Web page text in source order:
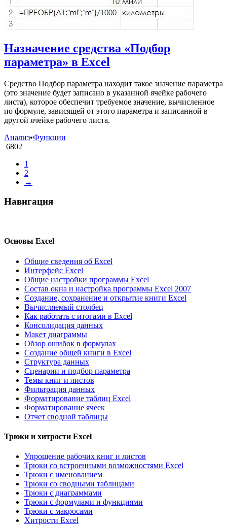
Назначение средства «Подбор
параметра» в Excel
Средство Подбор параметра находит такое значение параметра
(это значение будет записано в указанной ячейке рабочего
листа), которое обеспечит требуемое значение, вычисленное
по формуле, зависящей от этого параметра и записанной в
другой ячейке рабочего листа.
Анализ•Функции
6802
1
2
→
Навигация
Основы Excel
Общие сведения об Excel
Интерфейс Excel
Общие настройки программы Excel
Состав окна и настройка программы Excel 2007
Создание, сохранение и открытие книги Excel
Вычисляемый столбец
Как работать с итогами в Excel
Консолидация данных
Макет диаграммы
Обзор ошибок в формулах
Создание общей книги в Excel
Структура данных
Сценарии и подбор параметра
Темы книг и листов
Фильтрация данных
Форматирование таблиц Excel
Форматирование ячеек
Отчет сводной таблицы
Трюки и хитрости Excel
Упрощение рабочих книг и листов
Трюки со встроенными возможностями Excel
Трюки с именованием
Трюки со сводными таблицами
Трюки с диаграммами
Трюки с формулами и функциями
Трюки с макросами
Хитрости Excel